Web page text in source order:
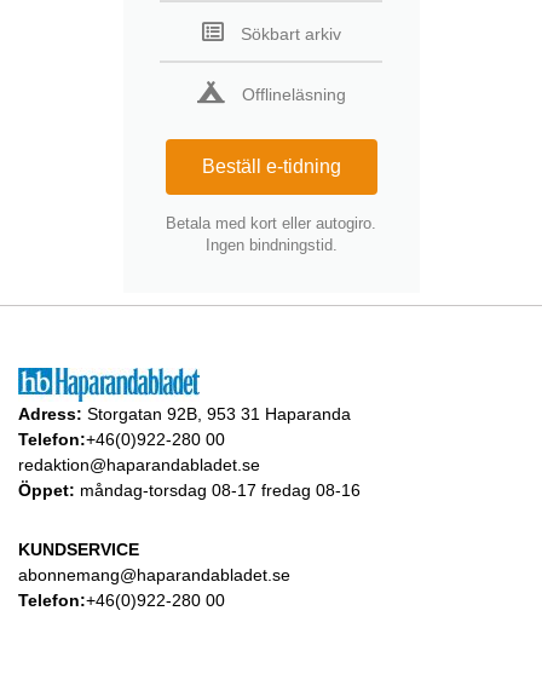
Sökbart arkiv
Offlineläsning
Beställ e-tidning
Betala med kort eller autogiro.
Ingen bindningstid.
Adress: Storgatan 92B, 953 31 Haparanda
Telefon:+46(0)922-280 00
redaktion@haparandabladet.se
Öppet: måndag-torsdag 08-17 fredag 08-16
KUNDSERVICE
abonnemang@haparandabladet.se
Telefon:+46(0)922-280 00